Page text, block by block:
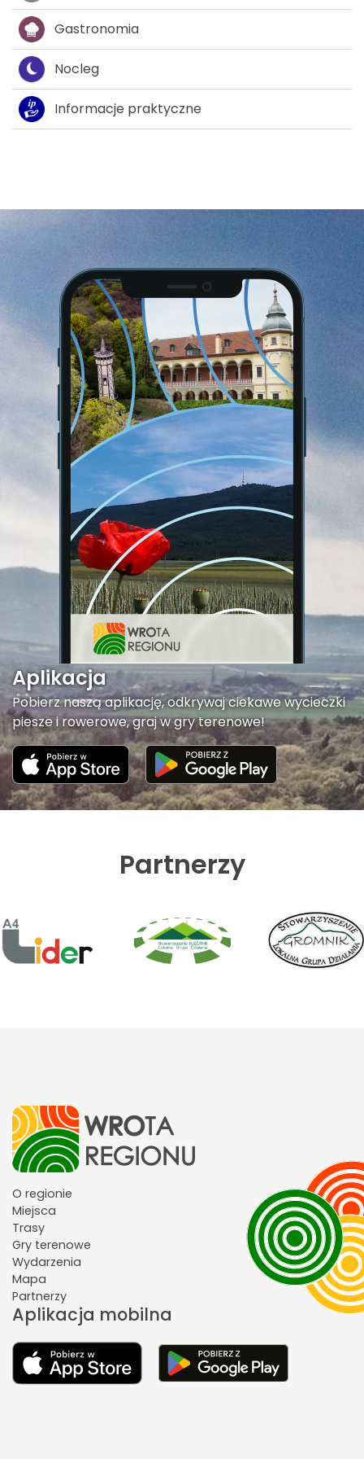
Gastronomia
Nocleg
Informacje praktyczne
Aplikacja
Pobierz naszą aplikację, odkrywaj ciekawe wycieczki
piesze i rowerowe, graj w gry terenowe!
Partnerzy
O regionie
Miejsca
Trasy
Gry terenowe
Wydarzenia
Mapa
Partnerzy
Aplikacja mobilna